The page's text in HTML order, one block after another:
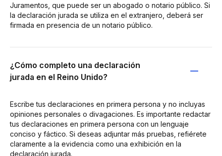
Juramentos, que puede ser un abogado o notario público. Si
la declaración jurada se utiliza en el extranjero, deberá ser
firmada en presencia de un notario público.
¿Cómo completo una declaración
jurada en el Reino Unido?
Escribe tus declaraciones en primera persona y no incluyas
opiniones personales o divagaciones. Es importante redactar
tus declaraciones en primera persona con un lenguaje
conciso y fáctico. Si deseas adjuntar más pruebas, refiérete
claramente a la evidencia como una exhibición en la
declaración jurada.